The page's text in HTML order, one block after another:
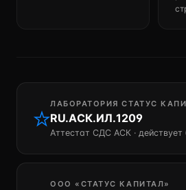
ЛАБОРАТОРИЯ СТАТУС
RU.АСК.ИЛ.1209
Аттестат СДС АСК · действует
ООО «СТАТУС КАПИТАЛ»